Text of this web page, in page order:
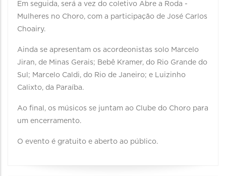
Em seguida, será a vez do coletivo Abre a Roda -
Mulheres no Choro, com a participação de José Carlos
Choairy.
Ainda se apresentam os acordeonistas solo Marcelo
Jiran, de Minas Gerais; Bebê Kramer, do Rio Grande do
Sul; Marcelo Caldi, do Rio de Janeiro; e Luizinho
Calixto, da Paraíba.
Ao final, os músicos se juntam ao Clube do Choro para
um encerramento.
O evento é gratuito e aberto ao público.